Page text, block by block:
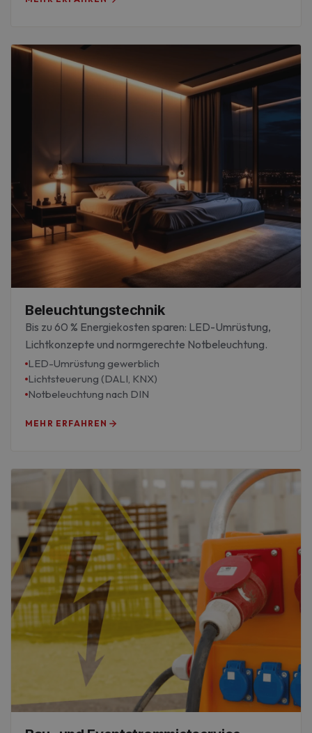
Beleuchtungstechnik
Bis zu 60 % Energiekosten sparen: LED-Umrüstung,
Lichtkonzepte und normgerechte Notbeleuchtung.
LED-Umrüstung gewerblich
Lichtsteuerung (DALI, KNX)
Notbeleuchtung nach DIN
MEHR ERFAHREN